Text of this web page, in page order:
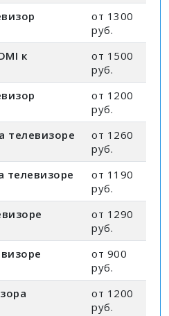
от 1300
руб.
к
от 1500
руб.
от 1200
руб.
телевизоре
от 1260
руб.
телевизоре
от 1190
руб.
от 1290
руб.
от 900
руб.
от 1200
руб.